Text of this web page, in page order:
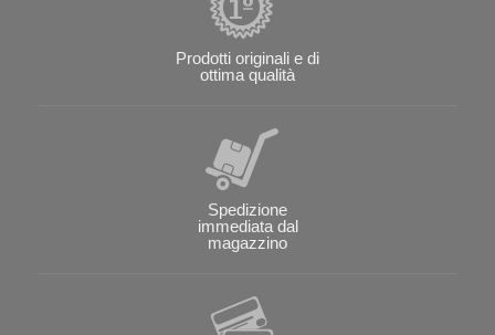
Prodotti originali e di
ottima qualità
Spedizione
immediata dal
magazzino